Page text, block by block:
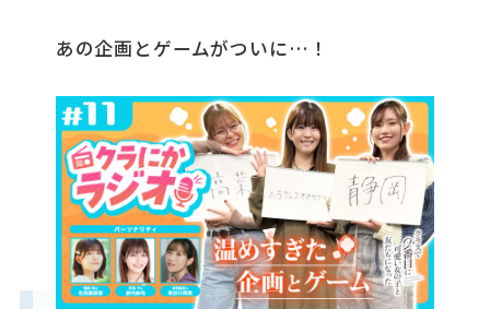
あの企画とゲームがついに…！